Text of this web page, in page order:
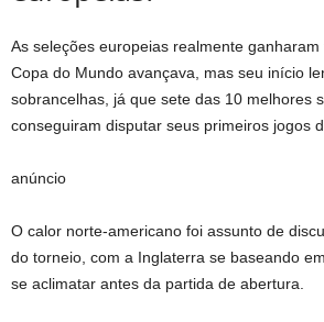
As seleções europeias realmente
Copa do Mundo avançava, mas seu início
sobrancelhas, já que sete das 10 melhores
conseguiram disputar seus primeiros jogos
anúncio
O calor norte-americano foi assunto de
do torneio, com a Inglaterra se baseando
se aclimatar antes da partida de abertura.